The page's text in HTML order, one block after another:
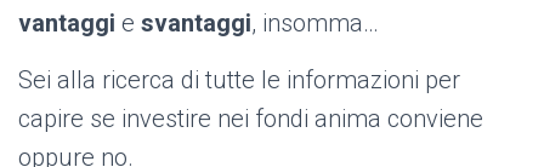
vantaggi e svantaggi, insomma…
Sei alla ricerca di tutte le informazioni per
capire se investire nei fondi anima conviene
oppure no.